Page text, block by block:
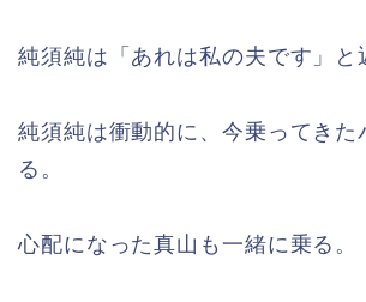
純須純は「あれは私の夫です」と
純須純は衝動的に、今乗ってきた
る。
心配になった真山も一緒に乗る。